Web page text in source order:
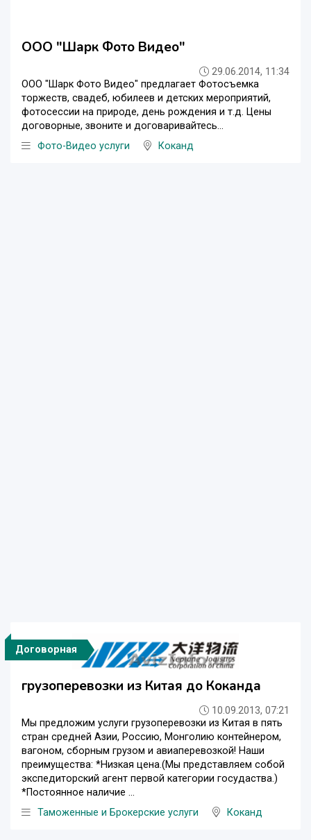
ООО "Шарк Фото Видео"
29.06.2014, 11:34
ООО "Шарк Фото Видео" предлагает Фотосъемка
торжеств, свадеб, юбилеев и детских мероприятий,
фотосессии на природе, день рождения и т.д. Цены
договорные, звоните и договаривайтесь...
Фото-Видео услуги
Коканд
Договорная
грузоперевозки из Китая до Коканда
10.09.2013, 07:21
Мы предложим услуги грузоперевозки из Китая в пять
стран средней Азии, Россию, Монголию контейнером,
вагоном, сборным грузом и авиаперевозкой! Наши
преимущества: *Низкая цена.(Мы представляем собой
экспедиторский агент первой категории госудаства.)
*Постоянное наличие ...
Таможенные и Брокерские услуги
Коканд